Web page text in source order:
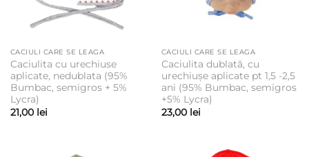
CACIULI CARE SE LEAGA
Caciulita cu urechiuse
aplicate, nedublata (95%
Bumbac, semigros + 5%
Lycra)
21,00 lei
CACIULI CARE SE LEAGA
Caciulita dublată, cu
urechiușe aplicate pt 1,5 -2,5
ani (95% Bumbac, semigros
+5% Lycra)
23,00 lei